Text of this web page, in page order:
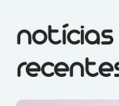
notícias